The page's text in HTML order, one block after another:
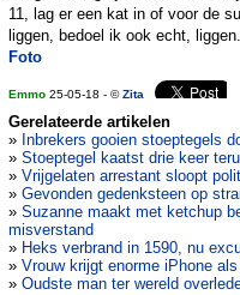
11, lag er een kat in of voor de
liggen, bedoel ik ook echt,
Foto
Emmo 25-05-18 - ©Zita
Gerelateerde artikelen
» Inbrekers gooien stoeptegels
» Stoeptegel kaatst drie keer
» Vrijgelaten arrestant sloopt
» Gevonden gedenksteen op
» Suzanne maakt met ketchup
misverstand
» Heks verbrand in 1590, nu
» Vrouw krijgt enorme iPhone
» Oudste man ter wereld